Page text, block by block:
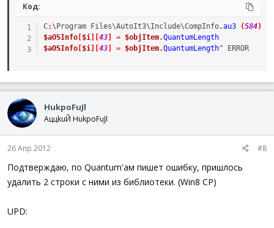
Код:
C:\ Program Files\AutoIt3\Include\CompInfo.au3 (584)
$aOSInfo[ $i] 43] = $objItem.QuantumLength
$aOSInfo[ $i] 43] = $objItem.QuantumLength^ ERROR
HukpoFuJl
AццkuЙ HukpoFuJl
26 Апр 2012 #8
Подтверждаю, по Quantum'ам пишет ошибку, пришлось
удалить 2 строки с ними из библиотеки. (Win8 CP)
UPD: